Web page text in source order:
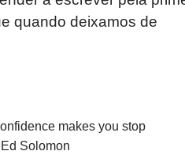
quando deixamos de
makes you stop
Solomon